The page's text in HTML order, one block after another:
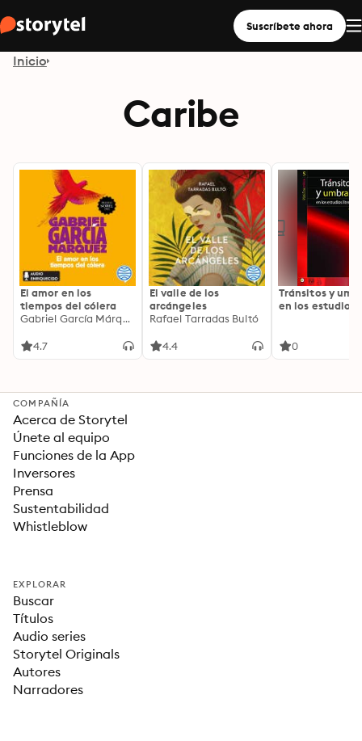
Suscríbete ahora
Inicio
Caribe
El amor en los
tiempos del cólera
Gabriel García Márquez
4.7
El valle de los
arcángeles
Rafael Tarradas Bultó
4.4
Tránsitos y
en los estudios
0
COMPAÑÍA
Acerca de Storytel
Únete al equipo
Funciones de la App
Inversores
Prensa
Sustentabilidad
Whistleblow
EXPLORAR
Buscar
Títulos
Audio series
Storytel Originals
Autores
Narradores